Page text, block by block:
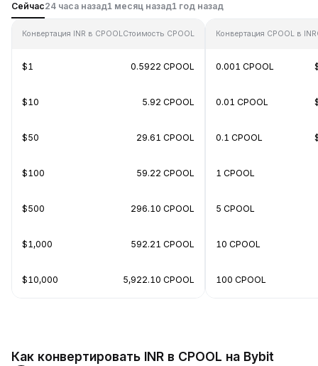
Сейчас24 часа назад1 месяц назад1 год назад
Конвертация INR в CPOOLСтоимость CPOOL
$1 0.5922 CPOOL
$10 5.92 CPOOL
$50 29.61 CPOOL
$100 59.22 CPOOL
$500 296.10 CPOOL
$1,000 592.21 CPOOL
$10,000 5,922.10 CPOOL
Конвертация CPOOL в INR
0.001 CPOOL
0.01 CPOOL
0.1 CPOOL
1 CPOOL
5 CPOOL
10 CPOOL
100 CPOOL
Как конвертировать INR в CPOOL на Bybit